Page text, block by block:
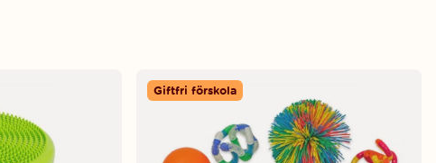
Giftfri förskola